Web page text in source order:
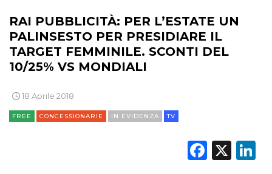
RAI PUBBLICITÀ: PER L’ESTATE UN
PALINSESTO PER PRESIDIARE IL
TARGET FEMMINILE. SCONTI DEL
10/25% VS MONDIALI
18 Aprile 2018
FREE CONCESSIONARIE IN EVIDENZA TV
X